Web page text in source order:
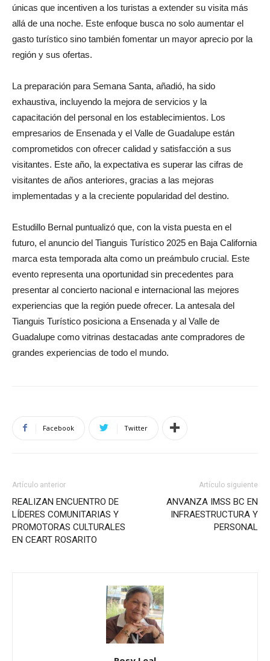
únicas que incentiven a los turistas a extender su visita más
allá de una noche. Este enfoque busca no solo aumentar el
gasto turístico sino también fomentar un mayor aprecio por la
región y sus ofertas.
La preparación para Semana Santa, añadió, ha sido
exhaustiva, incluyendo la mejora de servicios y la
capacitación del personal en los establecimientos. Los
empresarios de Ensenada y el Valle de Guadalupe están
comprometidos con ofrecer calidad y satisfacción a sus
visitantes. Este año, la expectativa es superar las cifras de
visitantes de años anteriores, gracias a las mejoras
implementadas y a la creciente popularidad del destino.
Estudillo Bernal puntualizó que, con la vista puesta en el
futuro, el anuncio del Tianguis Turístico 2025 en Baja California
marca esta temporada alta como un preámbulo crucial. Este
evento representa una oportunidad sin precedentes para
presentar al concierto nacional e internacional las mejores
experiencias que la región puede ofrecer. La antesala del
Tianguis Turístico posiciona a Ensenada y al Valle de
Guadalupe como vitrinas destacadas ante compradores de
grandes experiencias de todo el mundo.
Facebook Twitter
Artículo anterior
REALIZAN ENCUENTRO DE
LÍDERES COMUNITARIAS Y
PROMOTORAS CULTURALES
EN CEART ROSARITO
Artículo siguiente
ANVANZA IMSS BC EN
INFRAESTRUCTURA Y
PERSONAL